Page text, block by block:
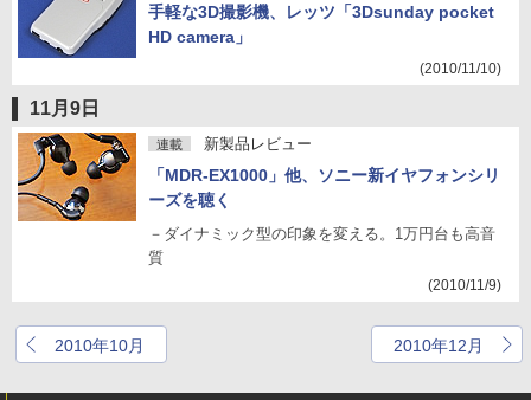
手軽な3D撮影機、レッツ「3Dsunday pocket
HD camera」
(2010/11/10)
11月9日
連載 新製品レビュー
「MDR-EX1000」他、ソニー新イヤフォンシリ
ーズを聴く
－ダイナミック型の印象を変える。1万円台も高音
質
(2010/11/9)
2010年10月 2010年12月